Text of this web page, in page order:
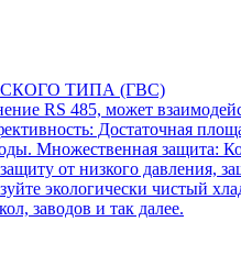
ТИПА (ГВС)
RS 485, может
Достаточная
Множественная
от низкого давления,
экологически чистый
заводов и так далее.